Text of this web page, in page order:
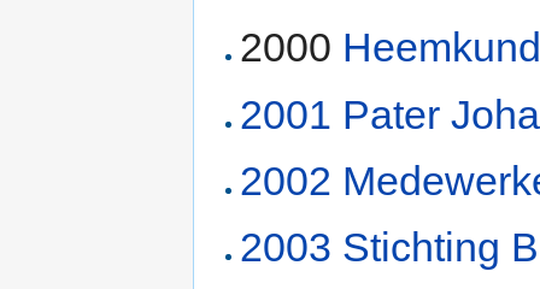
2000
2001 Pater
2002
2003 Stichting